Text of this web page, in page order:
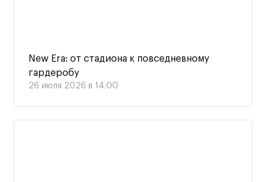
New Era: от стадиона к повседневному
гардеробу
26 июля 2026 в 14:00